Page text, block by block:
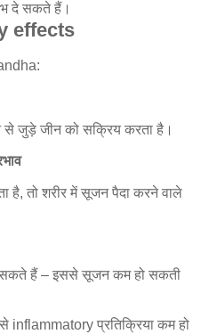
दे सकते हैं।
effects
से जुड़े जीन को सक्रिय करता है।
है, तो शरीर में सूजन पैदा करने वाले
हैं – इससे सूजन कम हो सकती
प्रतिक्रिया कम हो